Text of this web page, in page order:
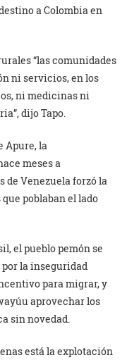
a Colombia en
“las comunidades
ni servicios, en los
ni medicinas ni
dijo Tapo.
Apure, la
meses a
Venezuela forzó la
poblaban el lado
el pueblo pemón se
la inseguridad
para migrar, y
aprovechar los
sin novedad.
está la explotación